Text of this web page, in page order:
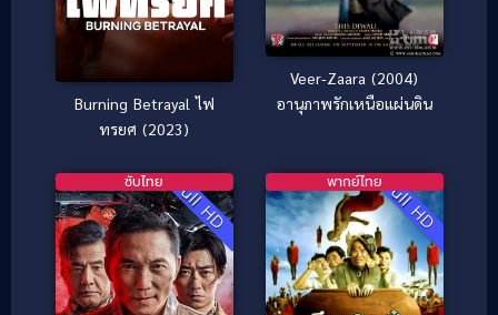
Burning Betrayal ไฟ
ทรยศ (2023)
Veer-Zaara (2004)
อานุภาพรักเหนือแผ่นดิน
Full HD
ซับไทย Full HD
พากย์ไทย